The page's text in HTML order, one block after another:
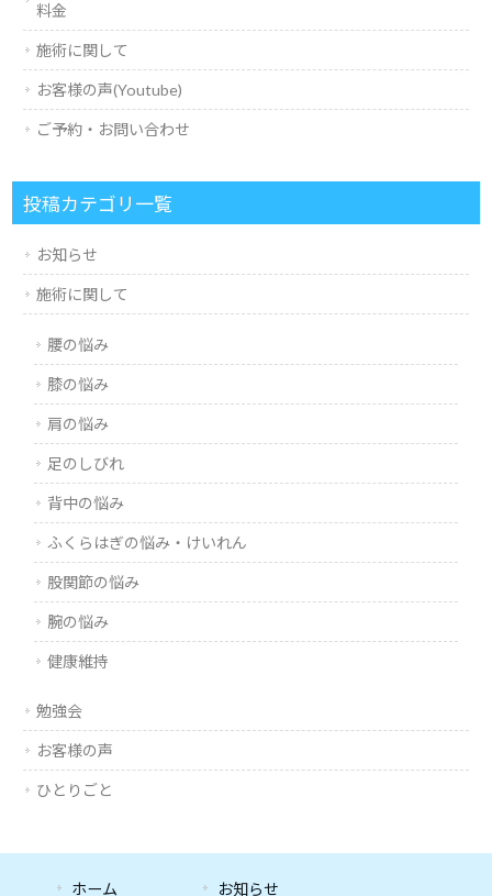
料金
施術に関して
お客様の声(Youtube)
ご予約・お問い合わせ
投稿カテゴリ一覧
お知らせ
施術に関して
腰の悩み
膝の悩み
肩の悩み
足のしびれ
背中の悩み
ふくらはぎの悩み・けいれん
股関節の悩み
腕の悩み
健康維持
勉強会
お客様の声
ひとりごと
ホーム お知らせ